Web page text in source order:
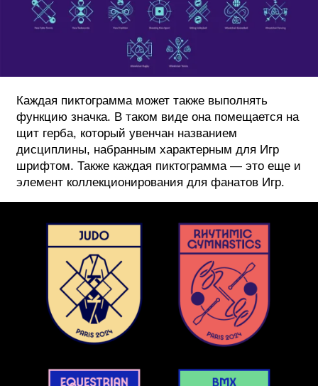
Каждая пиктограмма может также выполнять
функцию значка. В таком виде она помещается на
щит герба, который увенчан названием
дисциплины, набранным характерным для Игр
шрифтом. Также каждая пиктограмма — это еще и
элемент коллекционирования для фанатов Игр.